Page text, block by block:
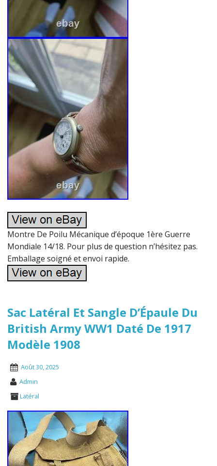
Montre De Poilu Mécanique d’époque 1ère Guerre
Mondiale 14/18. Pour plus de question n’hésitez pas.
Emballage soigné et envoi rapide.
Sac Latéral Et Sangle D’Épaule Du
British Army WW1 Daté De 1917
Modèle 1908
Août 30, 2025
Admin
Latéral